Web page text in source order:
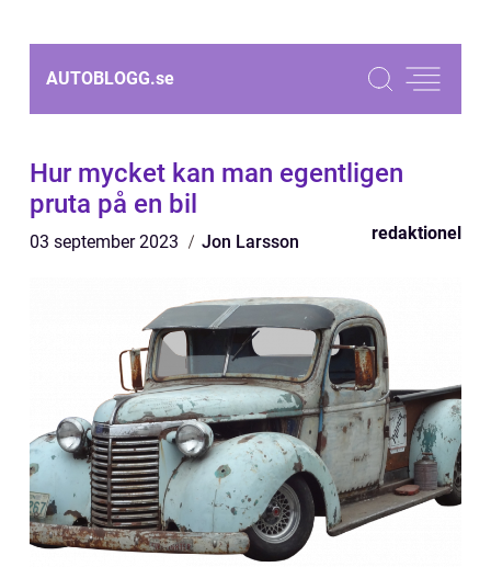
AUTOBLOGG.se
Hur mycket kan man egentligen
pruta på en bil
03 september 2023 Jon Larsson redaktionel